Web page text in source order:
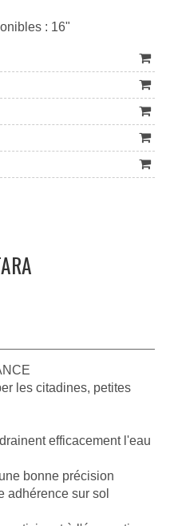
: 16"
les citadines, petites
efficacement l'eau
bonne précision
adhérence sur sol